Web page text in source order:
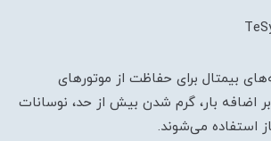
بیمتال برای حفاظت از موتورهای
اضافه بار، گرم شدن بیش از حد، نوسانات
استفاده می‌شوند.